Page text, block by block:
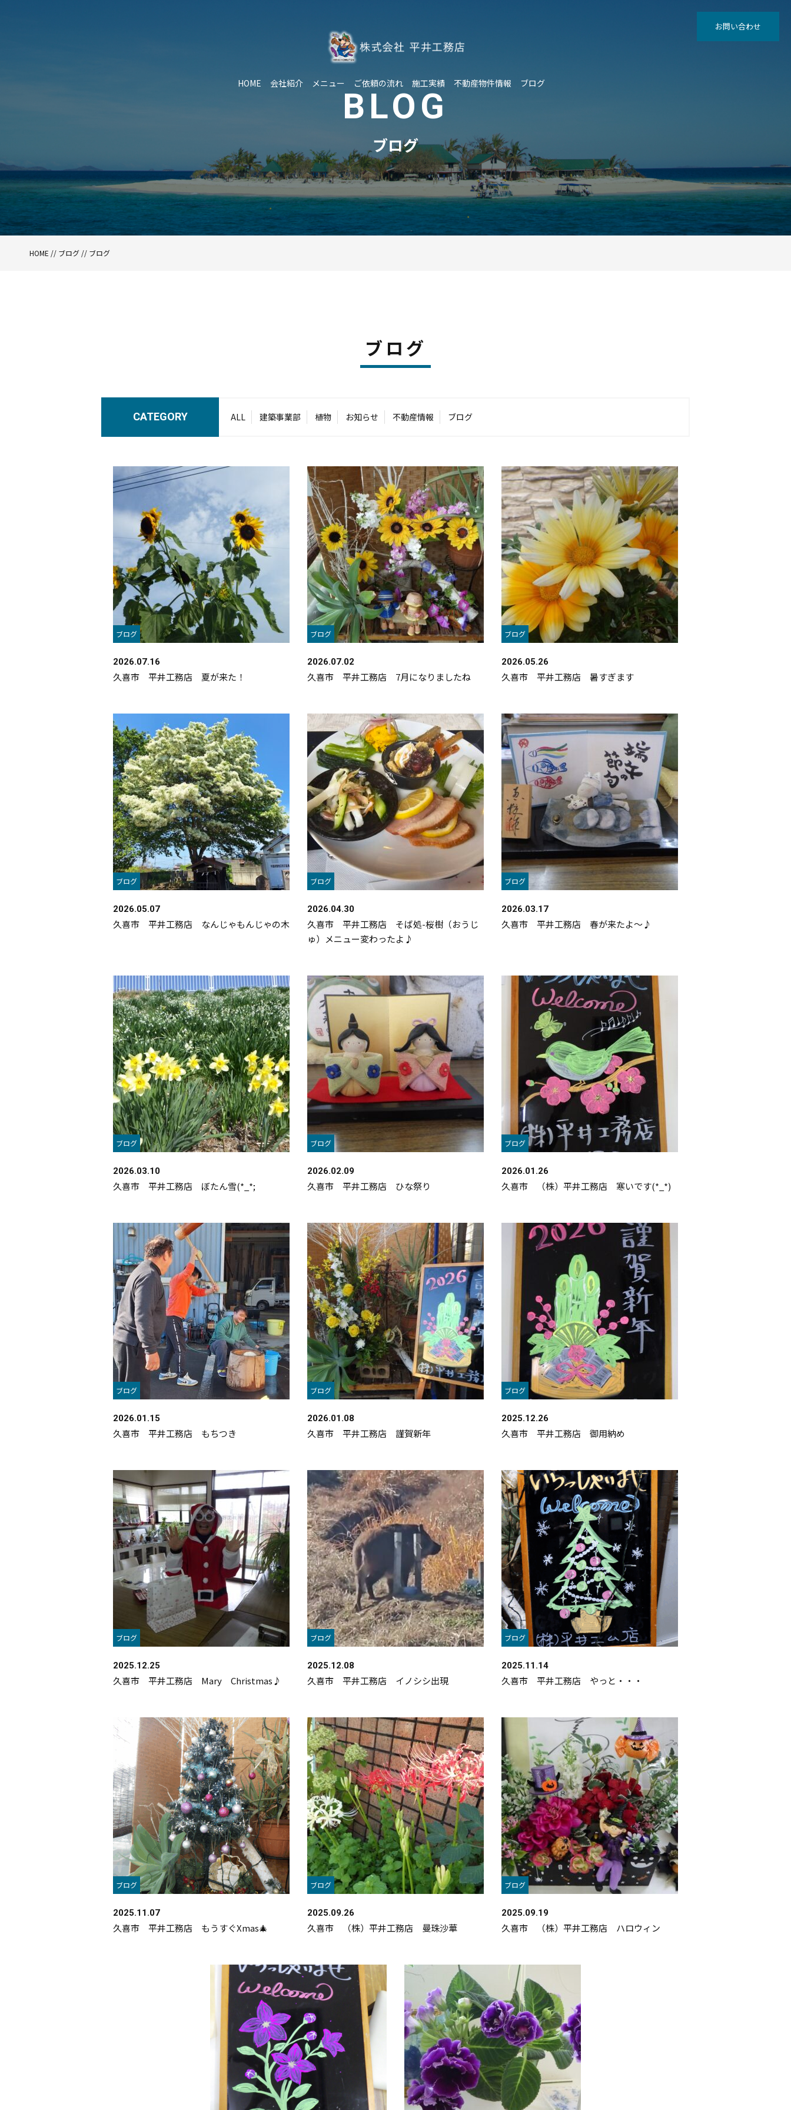
HOME 会社紹介 メニュー ご依頼の流れ 施工実績 不動産物件情報 ブログ
お問い合わせ
BLOG
ブログ
HOME // ブログ // ブログ
ブログ
CATEGORY ALL 建築事業部 植物 お知らせ 不動産情報 ブログ
ブログ
2026.07.16
久喜市 平井工務店 夏が来た！
ブログ
2026.07.02
久喜市 平井工務店 7月になりましたね
ブログ
2026.05.26
久喜市 平井工務店 暑すぎます
ブログ
2026.05.07
久喜市 平井工務店 なんじゃもんじゃの木
ブログ
2026.04.30
久喜市 平井工務店 そば処-桜樹（おうじ
ゅ）メニュー変わったよ♪
ブログ
2026.03.17
久喜市 平井工務店 春が来たよ～♪
ブログ
2026.03.10
久喜市 平井工務店 ぼたん雪(*_*;
ブログ
2026.02.09
久喜市 平井工務店 ひな祭り
ブログ
2026.01.26
久喜市 （株）平井工務店 寒いです(*_*)
ブログ
2026.01.15
久喜市 平井工務店 もちつき
ブログ
2026.01.08
久喜市 平井工務店 謹賀新年
ブログ
2025.12.26
久喜市 平井工務店 御用納め
ブログ
2025.12.25
久喜市 平井工務店 Mary Christmas♪
ブログ
2025.12.08
久喜市 平井工務店 イノシシ出現
ブログ
2025.11.14
久喜市 平井工務店 やっと・・・
ブログ
2025.11.07
久喜市 平井工務店 もうすぐXmas🎄
ブログ
2025.09.26
久喜市 （株）平井工務店 曼珠沙華
ブログ
2025.09.19
久喜市 （株）平井工務店 ハロウィン